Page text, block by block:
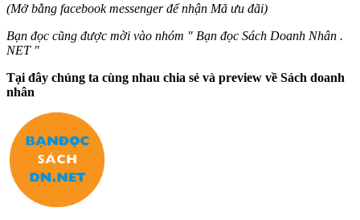
(Mở bằng facebook messenger để nhận Mã ưu đãi)
Bạn đọc cũng được mời vào nhóm " Bạn đọc Sách Doanh Nhân .
NET "
Tại đây chúng ta cùng nhau chia sẻ và preview về Sách doanh
nhân